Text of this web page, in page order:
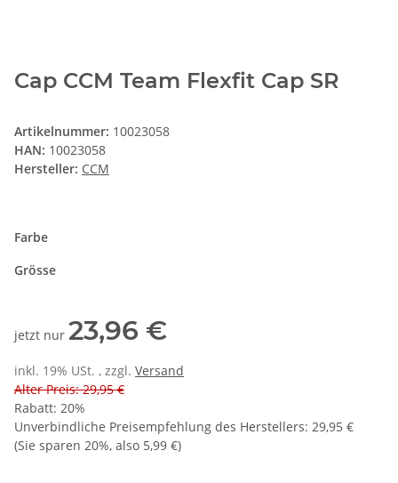
Cap CCM Team Flexfit Cap SR
Artikelnummer: 10023058
HAN: 10023058
Hersteller: CCM
Farbe
Grösse
jetzt nur 23,96 €
inkl. 19% USt. , zzgl. Versand
Alter Preis: 29,95 €
Rabatt: 20%
Unverbindliche Preisempfehlung des Herstellers: 29,95 €
(Sie sparen 20%, also 5,99 €)